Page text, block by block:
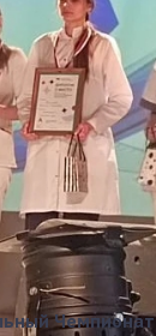
Чемпионат